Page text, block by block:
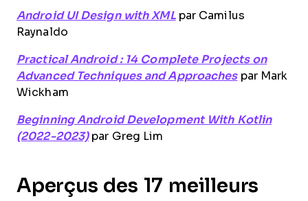
Android UI Design with XML par Camilus
Raynaldo
Practical Android : 14 Complete Projects on
Advanced Techniques and Approaches par Mark
Wickham
Beginning Android Development With Kotlin
(2022-2023) par Greg Lim
Aperçus des 17 meilleurs